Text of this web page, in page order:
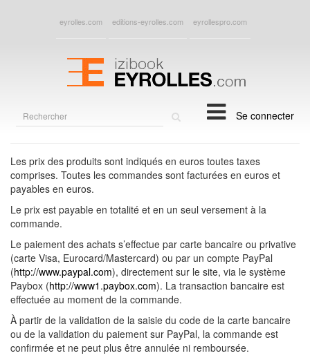
eyrolles.com editions-eyrolles.com eyrollespro.com
Se connecter
Les prix des produits sont indiqués en euros toutes taxes
comprises. Toutes les commandes sont facturées en euros et
payables en euros.
Le prix est payable en totalité et en un seul versement à la
commande.
Le paiement des achats s’effectue par carte bancaire ou privative
(carte Visa, Eurocard/Mastercard) ou par un compte PayPal
(http://www.paypal.com), directement sur le site, via le système
Paybox (http://www1.paybox.com). La transaction bancaire est
effectuée au moment de la commande.
À partir de la validation de la saisie du code de la carte bancaire
ou de la validation du paiement sur PayPal, la commande est
confirmée et ne peut plus être annulée ni remboursée.